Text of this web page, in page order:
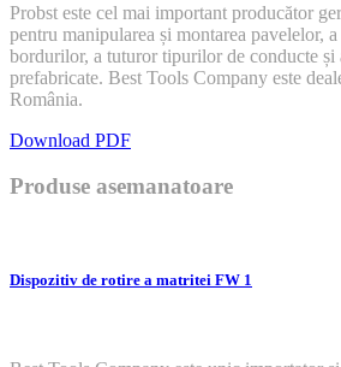
Probst este cel mai important producător
pentru manipularea și montarea pavelelor,
bordurilor, a tuturor tipurilor de conducte și
prefabricate. Best Tools Company este
România.
Download PDF
Produse asemanatoare
Dispozitiv de rotire a matritei FW 1